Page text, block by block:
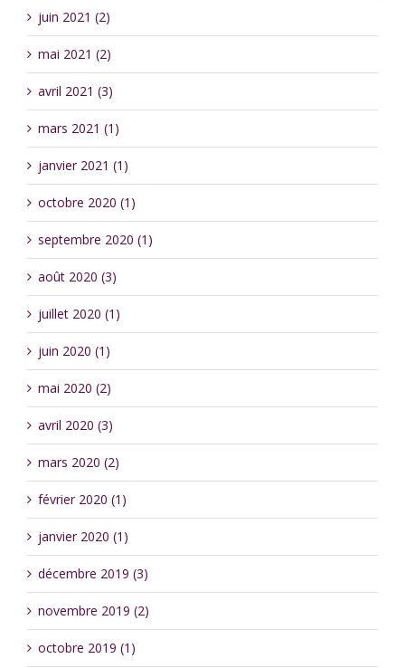
juin 2021 (2)
mai 2021 (2)
avril 2021 (3)
mars 2021 (1)
janvier 2021 (1)
octobre 2020 (1)
septembre 2020 (1)
août 2020 (3)
juillet 2020 (1)
juin 2020 (1)
mai 2020 (2)
avril 2020 (3)
mars 2020 (2)
février 2020 (1)
janvier 2020 (1)
décembre 2019 (3)
novembre 2019 (2)
octobre 2019 (1)